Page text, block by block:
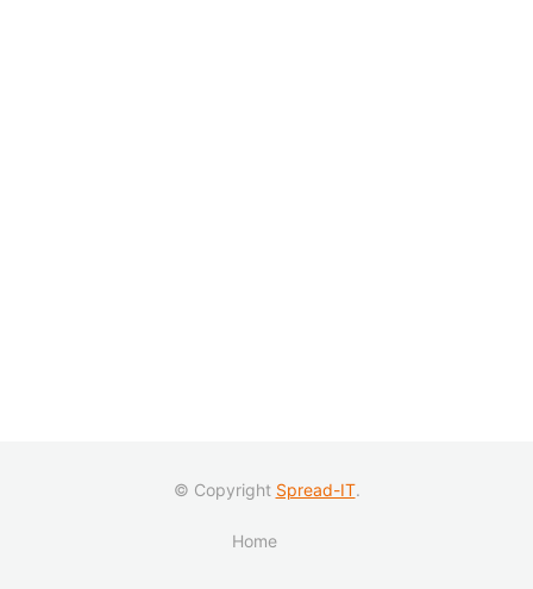
© Copyright Spread-IT.
Home